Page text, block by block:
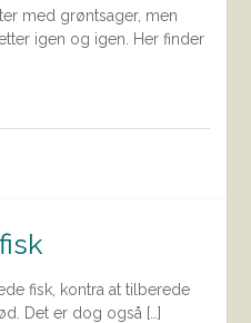
med grøntsager, men
igen og igen. Her finder
fisk, kontra at tilberede
Det er dog også […]